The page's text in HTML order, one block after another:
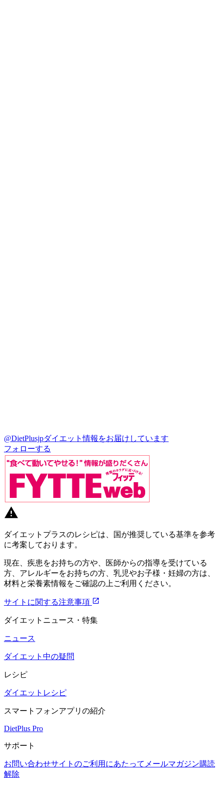
@DietPlusjpダイエット情報をお届けしています
フォローする
ダイエットプラスのレシピは、国が推奨している基準を参考
に考案しております。
現在、疾患をお持ちの方や、医師からの指導を受けている
方、アレルギーをお持ちの方、乳児やお子様・妊婦の方は、
材料と栄養素情報をご確認の上ご利用ください。
サイトに関する注意事項
ダイエットニュース・特集
ニュース
ダイエット中の疑問
レシピ
ダイエットレシピ
スマートフォンアプリの紹介
DietPlus Pro
サポート
お問い合わせサイトのご利用にあたって メールマガジン購読
解除